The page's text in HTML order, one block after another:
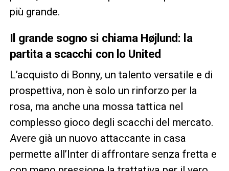
più grande.
Il grande sogno si chiama Højlund: la
partita a scacchi con lo United
L’acquisto di Bonny, un talento versatile e di
prospettiva, non è solo un rinforzo per la
rosa, ma anche una mossa tattica nel
complesso gioco degli scacchi del mercato.
Avere già un nuovo attaccante in casa
permette all’Inter di affrontare senza fretta e